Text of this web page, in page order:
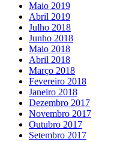
Maio 2019
Abril 2019
Julho 2018
Junho 2018
Maio 2018
Abril 2018
Março 2018
Fevereiro 2018
Janeiro 2018
Dezembro 2017
Novembro 2017
Outubro 2017
Setembro 2017